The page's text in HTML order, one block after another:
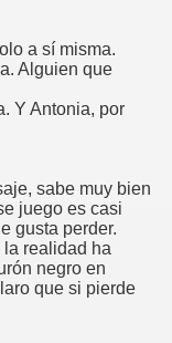
a sí misma.
Alguien que
Y Antonia, por
sabe muy bien
juego es casi
gusta perder.
la realidad ha
negro en
que si pierde